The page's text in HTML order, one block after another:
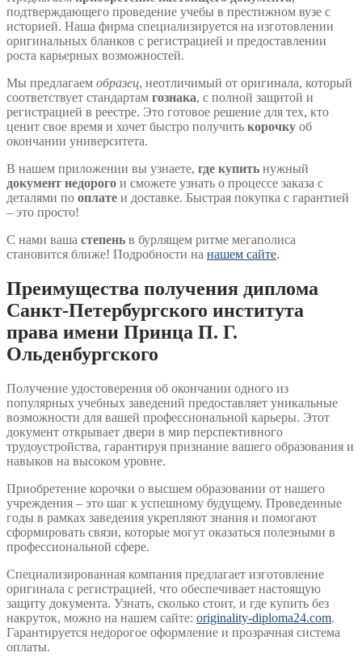
подтверждающего проведение учебы в престижном вузе с
историей. Наша фирма специализируется на изготовлении
оригинальных бланков с регистрацией и предоставлении
роста карьерных возможностей.
Мы предлагаем образец, неотличимый от оригинала, который
соответствует стандартам гознака, с полной защитой и
регистрацией в реестре. Это готовое решение для тех, кто
ценит свое время и хочет быстро получить корочку об
окончании университета.
В нашем приложении вы узнаете, где купить нужный
документ недорого и сможете узнать о процессе заказа с
деталями по оплате и доставке. Быстрая покупка с гарантией
– это просто!
С нами ваша степень в бурлящем ритме мегаполиса
становится ближе! Подробности на нашем сайте.
Преимущества получения диплома
Санкт-Петербургского института
права имени Принца П. Г.
Ольденбургского
Получение удостоверения об окончании одного из
популярных учебных заведений предоставляет уникальные
возможности для вашей профессиональной карьеры. Этот
документ открывает двери в мир перспективного
трудоустройства, гарантируя признание вашего образования и
навыков на высоком уровне.
Приобретение корочки о высшем образовании от нашего
учреждения – это шаг к успешному будущему. Проведенные
годы в рамках заведения укрепляют знания и помогают
сформировать связи, которые могут оказаться полезными в
профессиональной сфере.
Специализированная компания предлагает изготовление
оригинала с регистрацией, что обеспечивает настоящую
защиту документа. Узнать, сколько стоит, и где купить без
накруток, можно на нашем сайте: originality-diploma24.com.
Гарантируется недорогое оформление и прозрачная система
оплаты.